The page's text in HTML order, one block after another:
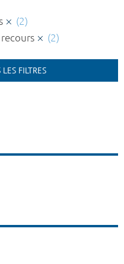
(2)
(2)
FILTRES